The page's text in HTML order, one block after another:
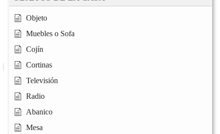
Objeto
Muebles o Sofa
Cojín
Cortinas
Televisión
Radio
Abanico
Mesa